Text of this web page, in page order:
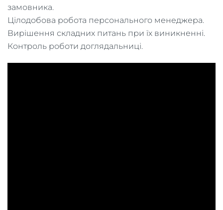
замовника.
Цілодобова робота персонального менеджера.
Вирішення складних питань при їх виникненні.
Контроль роботи доглядальниці.